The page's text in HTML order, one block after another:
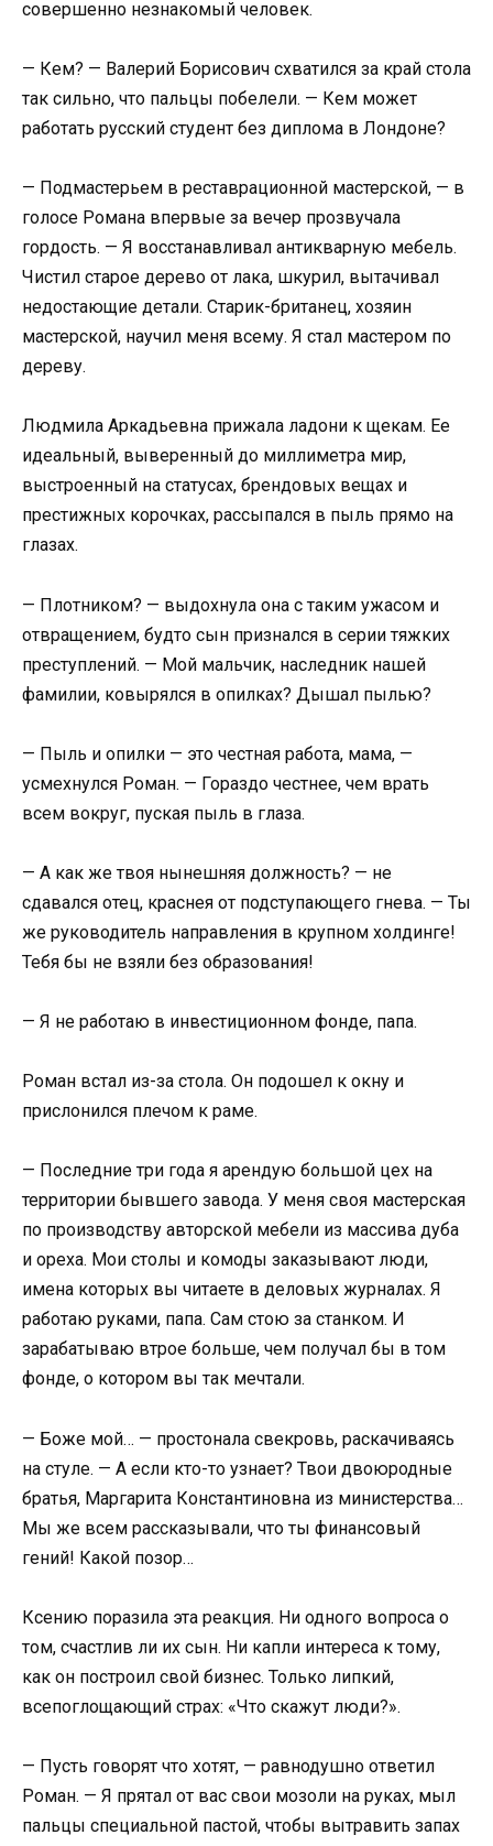
совершенно незнакомый человек.
— Кем? — Валерий Борисович схватился за край стола
так сильно, что пальцы побелели. — Кем может
работать русский студент без диплома в Лондоне?
— Подмастерьем в реставрационной мастерской, — в
голосе Романа впервые за вечер прозвучала
гордость. — Я восстанавливал антикварную мебель.
Чистил старое дерево от лака, шкурил, вытачивал
недостающие детали. Старик-британец, хозяин
мастерской, научил меня всему. Я стал мастером по
дереву.
Людмила Аркадьевна прижала ладони к щекам. Ее
идеальный, выверенный до миллиметра мир,
выстроенный на статусах, брендовых вещах и
престижных корочках, рассыпался в пыль прямо на
глазах.
— Плотником? — выдохнула она с таким ужасом и
отвращением, будто сын признался в серии тяжких
преступлений. — Мой мальчик, наследник нашей
фамилии, ковырялся в опилках? Дышал пылью?
— Пыль и опилки — это честная работа, мама, —
усмехнулся Роман. — Гораздо честнее, чем врать
всем вокруг, пуская пыль в глаза.
— А как же твоя нынешняя должность? — не
сдавался отец, краснея от подступающего гнева. — Ты
же руководитель направления в крупном холдинге!
Тебя бы не взяли без образования!
— Я не работаю в инвестиционном фонде, папа.
Роман встал из-за стола. Он подошел к окну и
прислонился плечом к раме.
— Последние три года я арендую большой цех на
территории бывшего завода. У меня своя мастерская
по производству авторской мебели из массива дуба
и ореха. Мои столы и комоды заказывают люди,
имена которых вы читаете в деловых журналах. Я
работаю руками, папа. Сам стою за станком. И
зарабатываю втрое больше, чем получал бы в том
фонде, о котором вы так мечтали.
— Боже мой… — простонала свекровь, раскачиваясь
на стуле. — А если кто-то узнает? Твои двоюродные
братья, Маргарита Константиновна из министерства…
Мы же всем рассказывали, что ты финансовый
гений! Какой позор…
Ксению поразила эта реакция. Ни одного вопроса о
том, счастлив ли их сын. Ни капли интереса к тому,
как он построил свой бизнес. Только липкий,
всепоглощающий страх: «Что скажут люди?».
— Пусть говорят что хотят, — равнодушно ответил
Роман. — Я прятал от вас свои мозоли на руках, мыл
пальцы специальной пастой, чтобы вытравить запах